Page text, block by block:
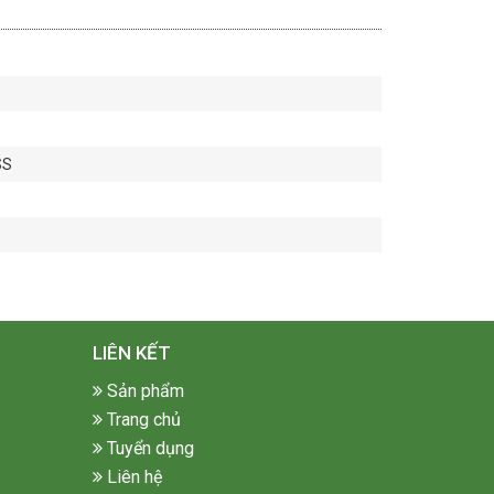
LIÊN KẾT
Sản phẩm
Trang chủ
Tuyển dụng
Liên hệ